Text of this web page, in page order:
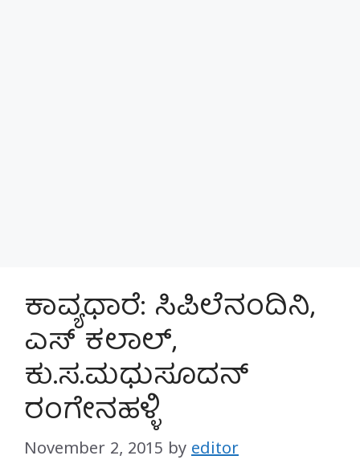
ಕಾವ್ಯಧಾರೆ: ಸಿಪಿಲೆನಂದಿನಿ,
ಎಸ್ ಕಲಾಲ್,
ಕು.ಸ.ಮಧುಸೂದನ್
ರಂಗೇನಹಳ್ಳಿ
November 2, 2015 by editor